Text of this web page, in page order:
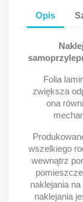
Opis
Folia
zwiększa
ona
wszelkiego
wewnątrz
naklejania
naklejania